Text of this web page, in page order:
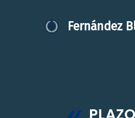
Fernández